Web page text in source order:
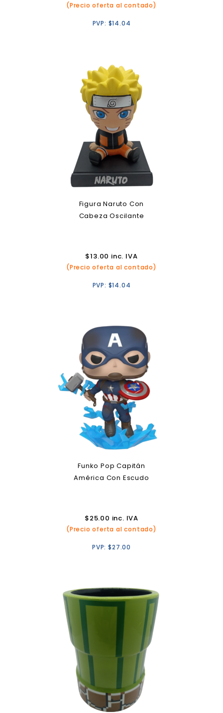
(Precio oferta al contado)
PVP: $14.04
Figura Naruto Con
Cabeza Oscilante
$13.00 inc. IVA
(Precio oferta al contado)
PVP: $14.04
Funko Pop Capitán
América Con Escudo
$25.00 inc. IVA
(Precio oferta al contado)
PVP:$27.00